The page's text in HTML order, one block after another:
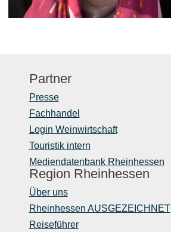
Partner
Presse
Fachhandel
Login Weinwirtschaft
Touristik intern
Mediendatenbank Rheinhessen
Region Rheinhessen
Über uns
Rheinhessen AUSGEZEICHNET
Reiseführer